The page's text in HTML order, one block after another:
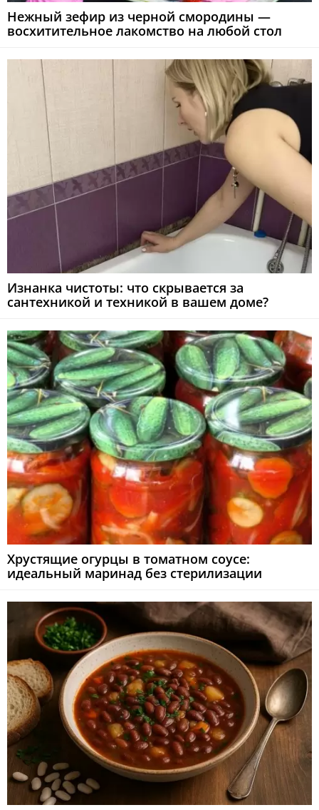
Нежный зефир из черной смородины —
восхитительное лакомство на любой стол
Изнанка чистоты: что скрывается за
сантехникой и техникой в вашем доме?
Хрустящие огурцы в томатном соусе:
идеальный маринад без стерилизации